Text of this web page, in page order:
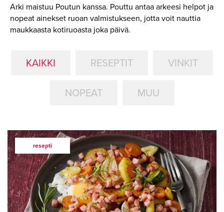
Arki maistuu Poutun kanssa. Pouttu antaa arkeesi helpot ja
nopeat ainekset ruoan valmistukseen, jotta voit nauttia
maukkaasta kotiruoasta joka päivä.
KAIKKI RESEPTIT
VINKIT
NOPEAT
MUU
resepti